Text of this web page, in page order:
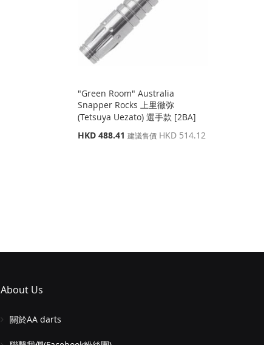
"Green Room" Australia
Snapper Rocks 上里徹弥
(Tetsuya Uezato) 選手款 [2BA]
特
HKD 488.41 建議售價 HKD 514.12
About Us
關於AA darts